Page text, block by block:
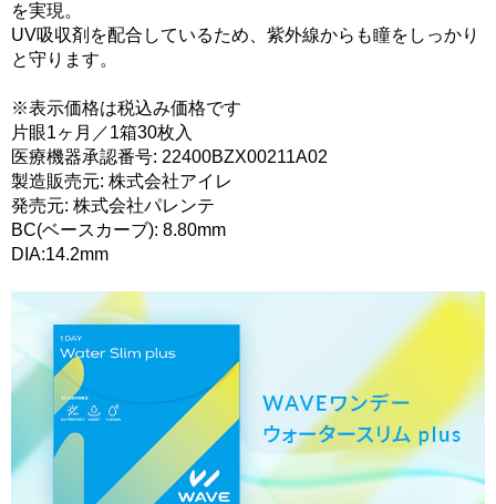
を実現。
UV吸収剤を配合しているため、紫外線からも瞳をしっかり
と守ります。
※表示価格は税込み価格です
片眼1ヶ月／1箱30枚入
医療機器承認番号: 22400BZX00211A02
製造販売元: 株式会社アイレ
発売元: 株式会社パレンテ
BC(ベースカーブ): 8.80mm
DIA:14.2mm